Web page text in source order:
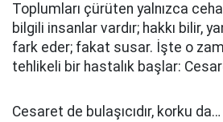
Toplumları çürüten yalnızca
bilgili insanlar vardır; hakkı bilir,
fark eder; fakat susar. İşte o
tehlikeli bir hastalık başlar:
Cesaret de bulaşıcıdır, korku da…